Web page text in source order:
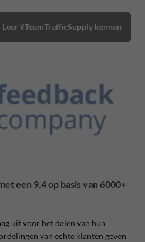
Leer #TeamTrafficSupply kennen
een 9.4 op basis van 6000+
uit voor het delen van hun
van echte klanten geven